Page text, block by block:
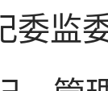
委监